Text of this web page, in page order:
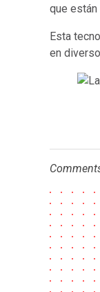
que
Esta
en